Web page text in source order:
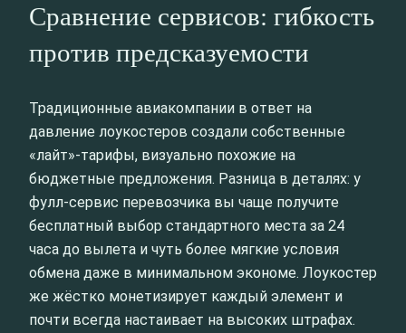
Сравнение сервисов: гибкость
против предсказуемости
Традиционные авиакомпании в ответ на
давление лоукостеров создали собственные
«лайт»-тарифы, визуально похожие на
бюджетные предложения. Разница в деталях: у
фулл-сервис перевозчика вы чаще получите
бесплатный выбор стандартного места за 24
часа до вылета и чуть более мягкие условия
обмена даже в минимальном экономе. Лоукостер
же жёстко монетизирует каждый элемент и
почти всегда настаивает на высоких штрафах.